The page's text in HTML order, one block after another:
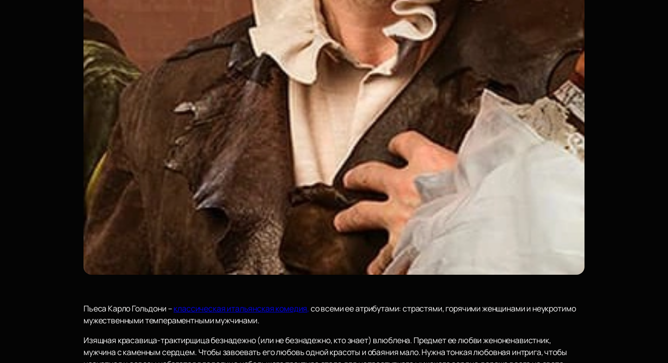
Пьеса Карло Гольдони –классическая итальянская комедия,со всеми ее атрибутами: страстями, горячими женщинами и неукротимо
мужественными темпераментными мужчинами.
Изящная красавица-трактирщица безнадежно (или не безнадежно, кто знает) влюблена. Предмет ее любви женоненавистник,
мужчина с каменным сердцем. Чтобы завоевать его любовь одной красоты и обаяния мало. Нужна тонкая любовная интрига, чтобы